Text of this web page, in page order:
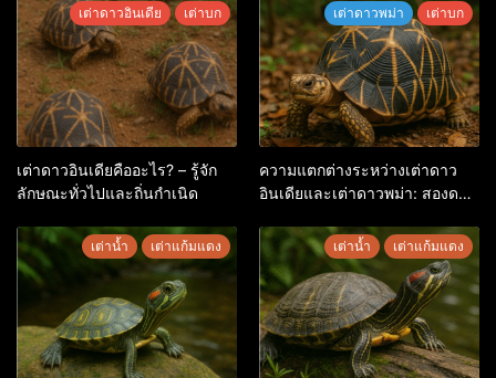
เต่าดาวอินเดีย เต่าบก
เต่าดาวอินเดียคืออะไร? – รู้จัก
ลักษณะทั่วไปและถิ่นกำเนิด
เต่าดาวพม่า เต่าบก
ความแตกต่างระหว่างเต่าดาว
อินเดียและเต่าดาวพม่า: สองดาว
เต่าน้ำ เต่าแก้มแดง เต่าน้ำ เต่าแก้มแดง